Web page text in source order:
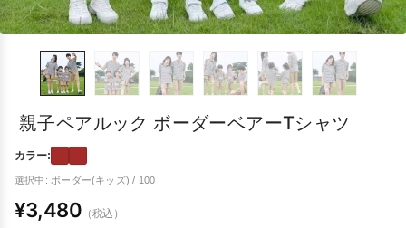
親子ペアルック ボーダーベアーTシャツ
カラー:
選択中: ボーダー(キッズ) / 100
¥3,480 （税込）